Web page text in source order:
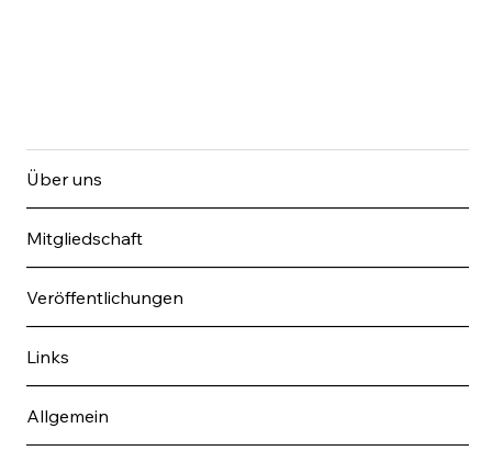
Über uns
Mitgliedschaft
Veröffentlichungen
Links
Allgemein